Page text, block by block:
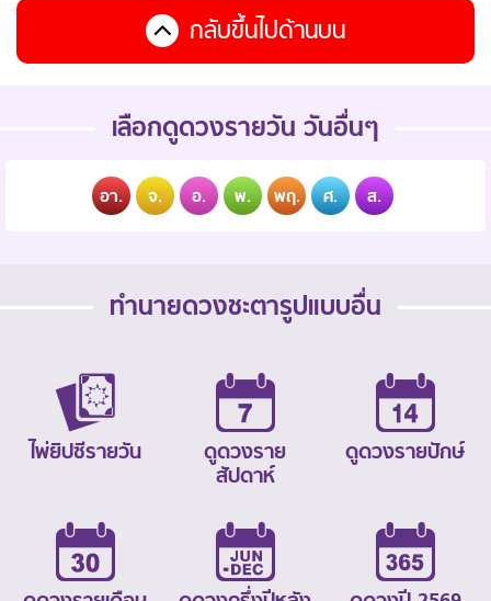
กลับขึ้นไปด้านบน
เลือกดูดวงรายวัน วันอื่นๆ
อา. จ. อ. พ. พฤ. ศ. ส.
ทำนายดวงชะตารูปแบบอื่น
ไพ่ยิปซีรายวัน
ดูดวงราย
สัปดาห์
ดูดวงรายปักษ์